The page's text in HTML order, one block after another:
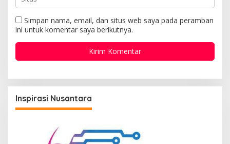
Simpan nama, email, dan situs web saya pada peramban
ini untuk komentar saya berikutnya.
Inspirasi Nusantara